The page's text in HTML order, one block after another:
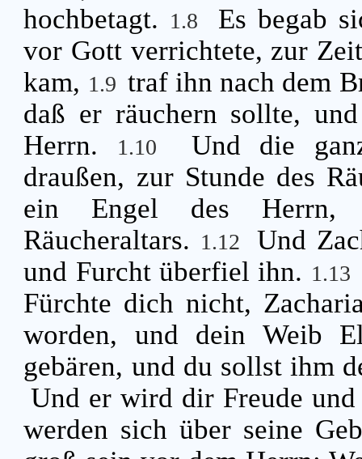
hochbetagt. 1.8
Es begab
vor Gott verrichtete, zur
kam, 1.9 traf ihn nach dem
daß er räuchern sollte,
Herrn.
1.10
Und die
draußen, zur Stunde des
ein Engel des Herrn,
Räucheraltars. 1.12
Und
und Furcht überfiel ihn. 1.13
Fürchte dich nicht,
worden, und dein Weib
gebären, und du sollst ihm
Und er wird dir Freude
werden sich über seine